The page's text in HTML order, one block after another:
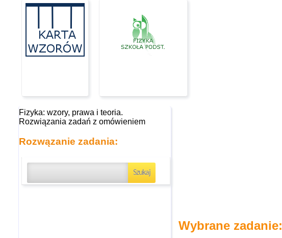
Fizyka: wzory, prawa i teoria.
Rozwiązania zadań z omówieniem
Rozwązanie zadania:
Wybrane zadanie: